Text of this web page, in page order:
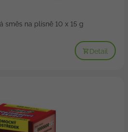
směs na plísně 10 x 15 g
Detail